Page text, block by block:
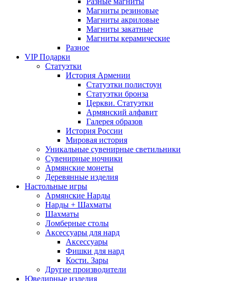
Магниты резиновые
Магниты акриловые
Магниты закатные
Магниты керамические
Разное
VIP Подарки
Статуэтки
История Армении
Статуэтки полистоун
Статуэтки бронза
Церкви. Статуэтки
Армянский алфавит
Галерея образов
История России
Мировая история
Уникальные сувенирные светильники
Сувенирные ночники
Армянские монеты
Деревянные изделия
Настольные игры
Армянские Нарды
Нарды + Шахматы
Шахматы
Ломберные столы
Аксессуары для нард
Аксессуары
Фишки для нард
Кости. Зары
Другие производители
Ювелирные изделия